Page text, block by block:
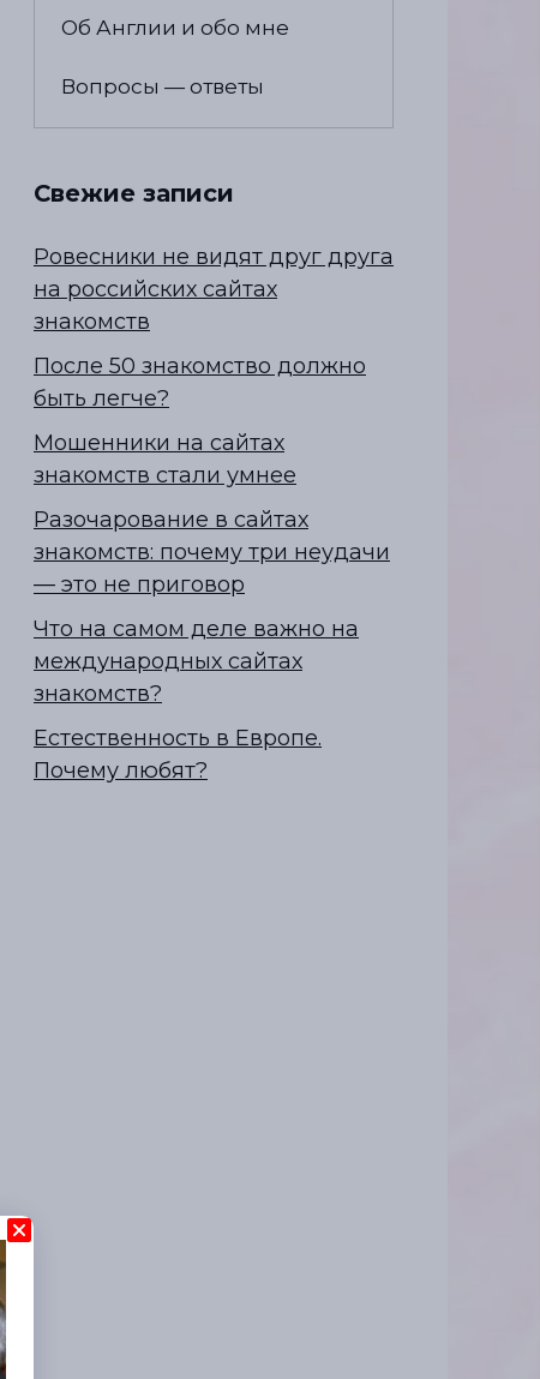
Об Англии и обо мне
Вопросы — ответы
Свежие записи
Ровесники не видят друг друга
на российских сайтах
знакомств
После 50 знакомство должно
быть легче?
Мошенники на сайтах
знакомств стали умнее
Разочарование в сайтах
знакомств: почему три неудачи
— это не приговор
Что на самом деле важно на
международных сайтах
знакомств?
Естественность в Европе.
Почему любят?